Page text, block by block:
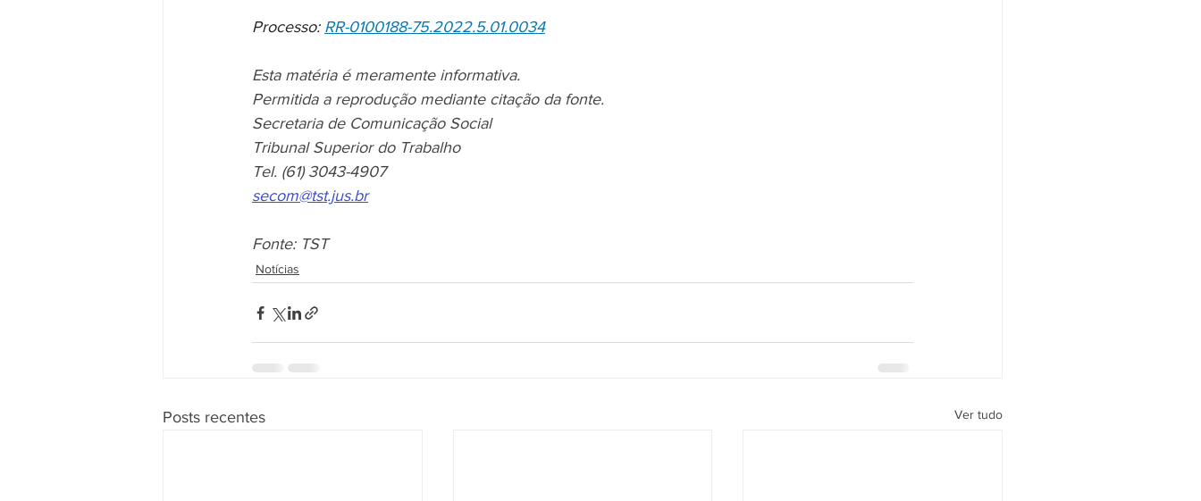
Processo: RR-0100188-75.2022.5.01.0034
Esta matéria é meramente informativa.
Permitida a reprodução mediante citação da fonte.
Secretaria de Comunicação Social
Tribunal Superior do Trabalho
Tel. (61) 3043-4907
secom@tst.jus.br
Fonte: TST
Notícias
Posts recentes Ver tudo